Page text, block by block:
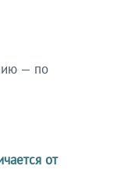
— по
от